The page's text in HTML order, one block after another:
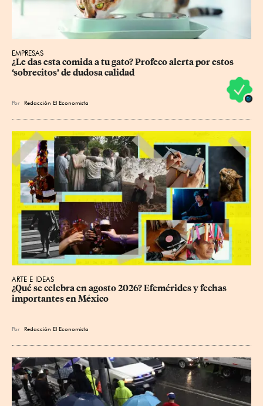
EMPRESAS
¿Le das esta comida a tu gato? Profeco alerta por estos
‘sobrecitos’ de dudosa calidad
Por Redacción El Economista
ARTE E IDEAS
¿Qué se celebra en agosto 2026? Efemérides y fechas
importantes en México
Por Redacción El Economista